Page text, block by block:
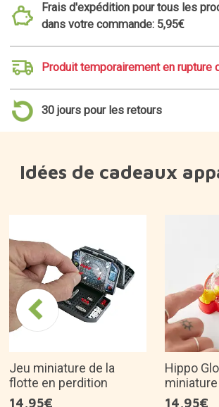
Frais d'expédition pour tous les
dans votre commande: 5,95€
Produit temporairement en rupture
30 jours pour les retours
Idées de cadeaux
Jeu miniature de la
flotte en perdition
14,95€
Hippo
miniature
14,95€